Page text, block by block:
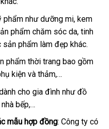
phẩm như dưỡng mi, kem
phẩm chăm sóc da, tinh
phẩm làm đẹp khác.
phẩm thời trang bao gồm
kiện và thảm,…
cho gia đình như đồ
bếp,…
mẫu hợp đồng: Công ty có